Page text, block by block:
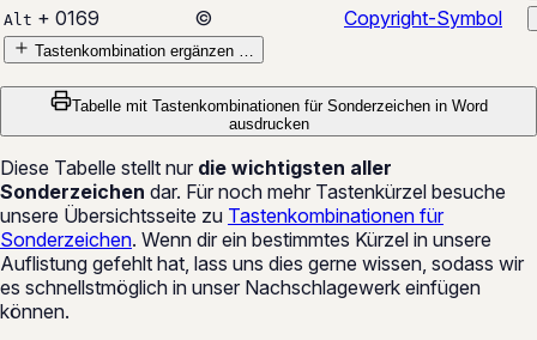
Alt + 0169 © Copyright-Symbol
Tastenkombination ergänzen …
Tabelle mit Tastenkombinationen für Sonderzeichen in Word
ausdrucken
Diese Tabelle stellt nur die wichtigsten aller
Sonderzeichen dar. Für noch mehr Tastenkürzel besuche
unsere Übersichtsseite zu Tastenkombinationen für
Sonderzeichen. Wenn dir ein bestimmtes Kürzel in unsere
Auflistung gefehlt hat, lass uns dies gerne wissen, sodass wir
es schnellstmöglich in unser Nachschlagewerk einfügen
können.